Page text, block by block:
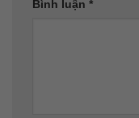
Bình luận *